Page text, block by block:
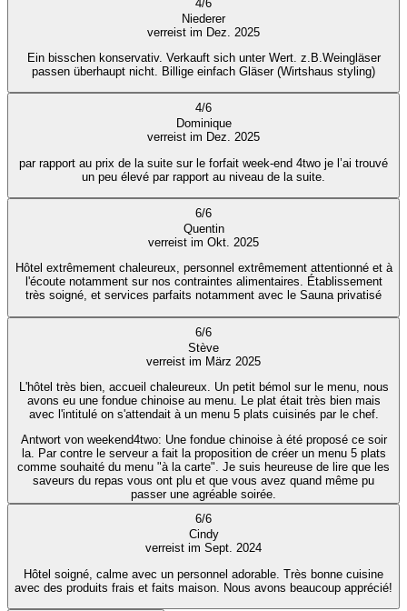
4/6
Niederer
verreist im Dez. 2025
Ein bisschen konservativ. Verkauft sich unter Wert. z.B.Weingläser
passen überhaupt nicht. Billige einfach Gläser (Wirtshaus styling)
4/6
Dominique
verreist im Dez. 2025
par rapport au prix de la suite sur le forfait week-end 4two je l’ai trouvé
un peu élevé par rapport au niveau de la suite.
6/6
Quentin
verreist im Okt. 2025
Hôtel extrêmement chaleureux, personnel extrêmement attentionné et à
l'écoute notamment sur nos contraintes alimentaires. Établissement
très soigné, et services parfaits notamment avec le Sauna privatisé
6/6
Stève
verreist im März 2025
L'hôtel très bien, accueil chaleureux. Un petit bémol sur le menu, nous
avons eu une fondue chinoise au menu. Le plat était très bien mais
avec l'intitulé on s'attendait à un menu 5 plats cuisinés par le chef.
Antwort von weekend4two: Une fondue chinoise à été proposé ce soir
la. Par contre le serveur a fait la proposition de créer un menu 5 plats
comme souhaité du menu "à la carte". Je suis heureuse de lire que les
saveurs du repas vous ont plu et que vous avez quand même pu
passer une agréable soirée.
6/6
Cindy
verreist im Sept. 2024
Hôtel soigné, calme avec un personnel adorable. Très bonne cuisine
avec des produits frais et faits maison. Nous avons beaucoup apprécié!